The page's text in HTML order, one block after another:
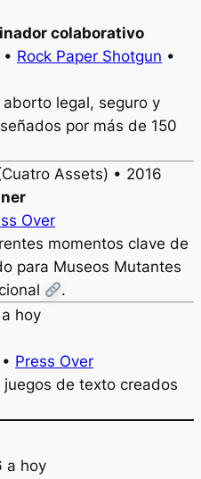
colaborativo
• Rock Paper Shotgun •
legal, seguro y
por más de 150
Assets) • 2016
Over
momentos clave de
para Museos Mutantes
.
hoy
• Press Over
de texto creados
a hoy